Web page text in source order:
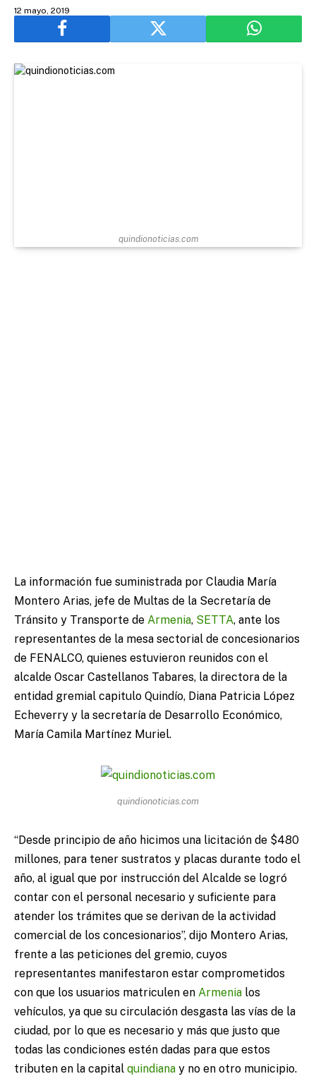
12 mayo, 2019
quindionoticias.com
La información fue suministrada por Claudia María
Montero Arias, jefe de Multas de la Secretaría de
Tránsito y Transporte de Armenia, SETTA, ante los
representantes de la mesa sectorial de concesionarios
de FENALCO, quienes estuvieron reunidos con el
alcalde Oscar Castellanos Tabares, la directora de la
entidad gremial capitulo Quindío, Diana Patricia López
Echeverry y la secretaría de Desarrollo Económico,
María Camila Martínez Muriel.
quindionoticias.com
“Desde principio de año hicimos una licitación de $480
millones, para tener sustratos y placas durante todo el
año, al igual que por instrucción del Alcalde se logró
contar con el personal necesario y suficiente para
atender los trámites que se derivan de la actividad
comercial de los concesionarios”, dijo Montero Arias,
frente a las peticiones del gremio, cuyos
representantes manifestaron estar comprometidos
con que los usuarios matriculen en Armenia los
vehículos, ya que su circulación desgasta las vías de la
ciudad, por lo que es necesario y más que justo que
todas las condiciones estén dadas para que estos
tributen en la capital quindiana y no en otro municipio.